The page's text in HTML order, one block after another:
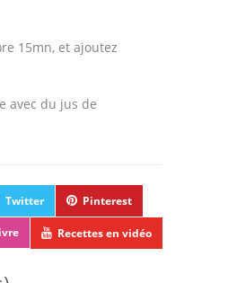
15mn, et ajoutez
avec du jus de
Twitter Pinterest
Recettes en vidéo